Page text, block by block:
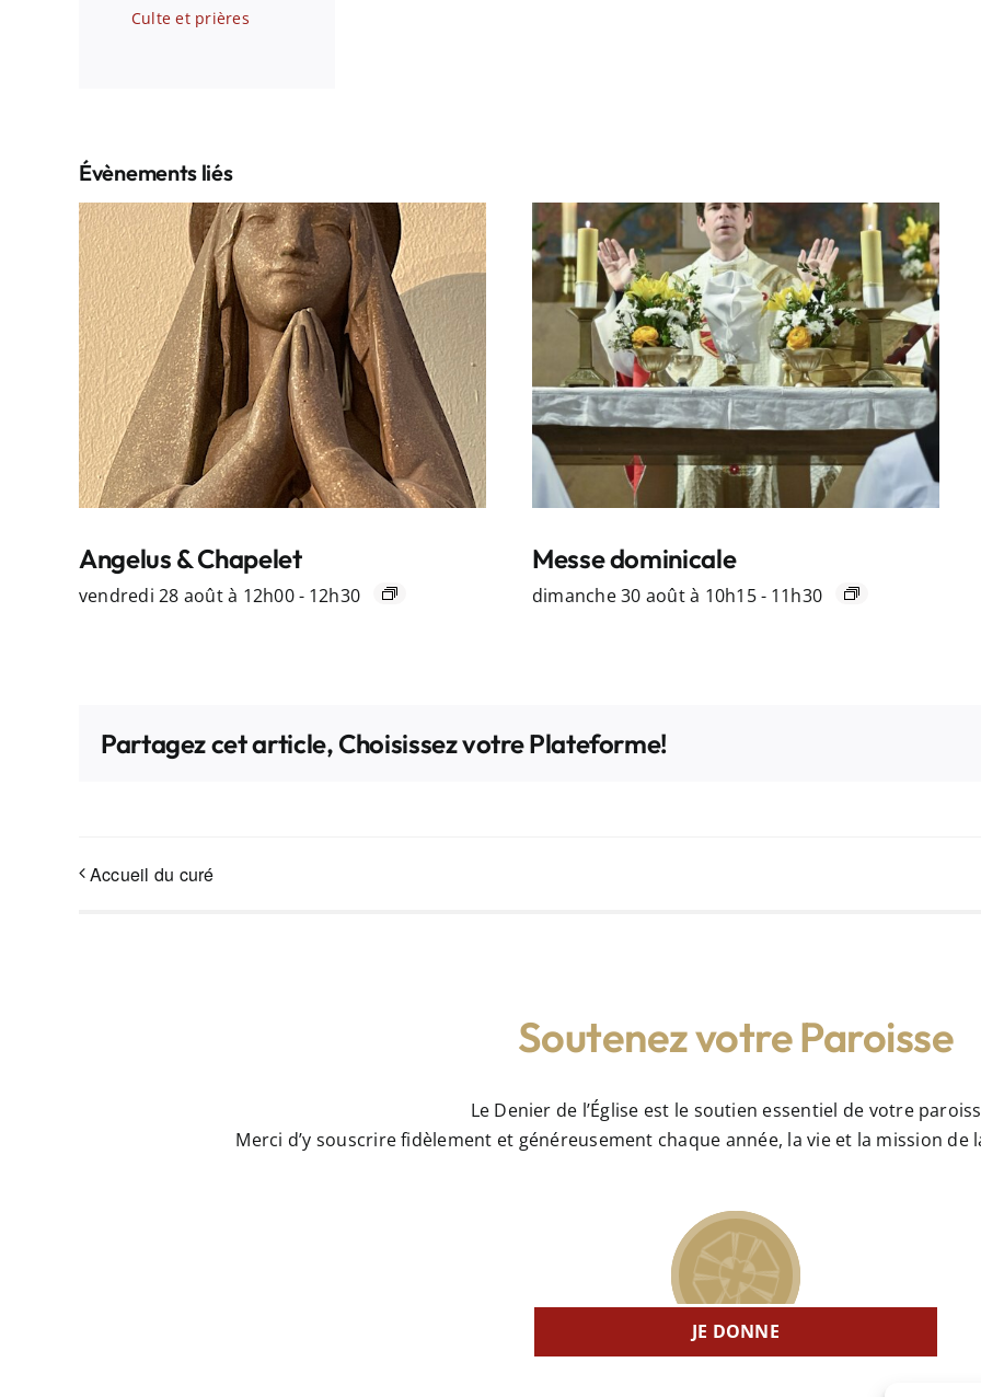
Culte et prières
Évènements liés
Angelus & Chapelet
vendredi 28 août à 12h00- 12h30
Messe dominicale
dimanche 30 août à 10h15- 11h30
Partagez cet article, Choisissez votre Plateforme!
Accueil du curé
Soutenez votre Paroisse
Le Denier de l’Église est le soutien essentiel de votre
Merci d’y souscrire fidèlement et généreusement chaque année, la vie et la mission
JE DONNE